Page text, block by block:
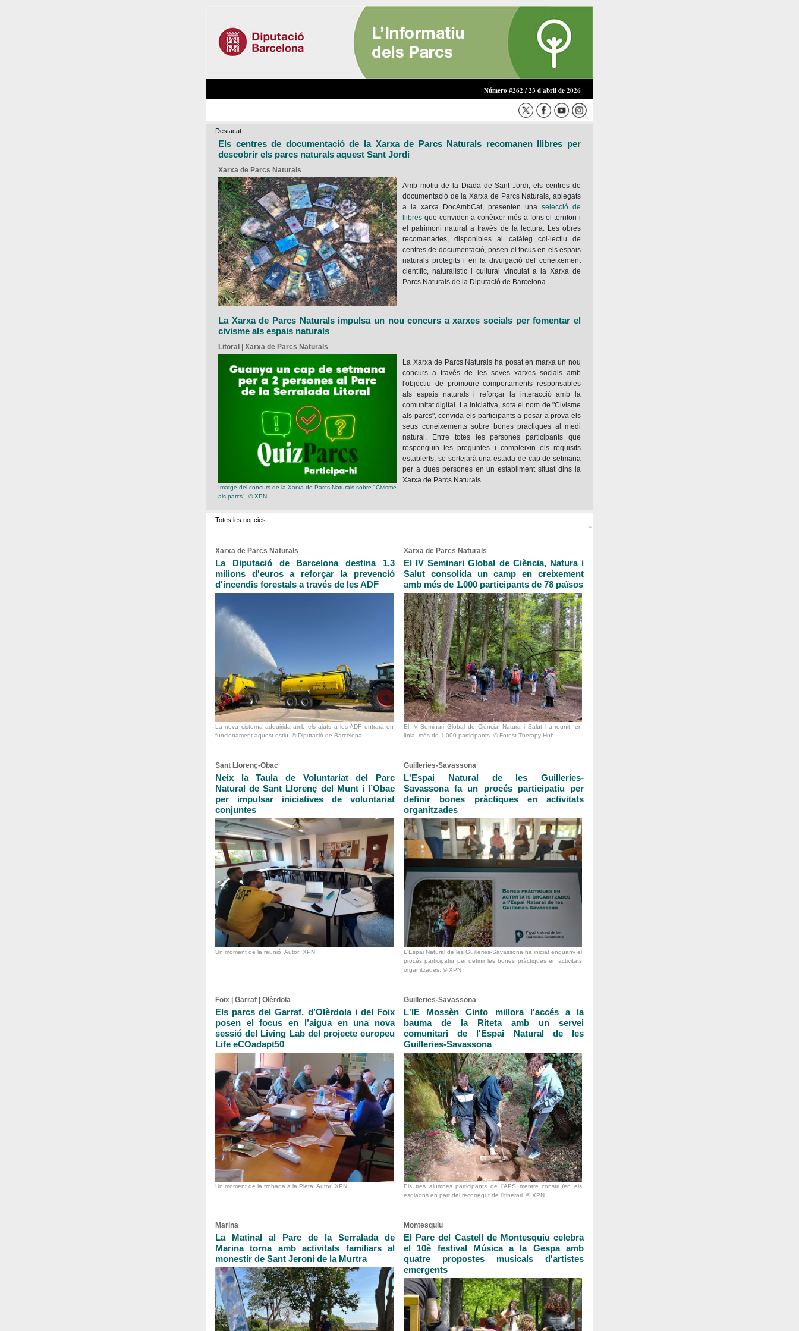
Número #262 / 23 d'abril de 2026
Destacat
Els centres de documentació de la Xarxa de Parcs Naturals recomanen llibres per
descobrir els parcs naturals aquest Sant Jordi
Xarxa de Parcs Naturals
Amb motiu de la Diada de Sant Jordi, els centres de
documentació de la Xarxa de Parcs Naturals, aplegats
a la xarxa DocAmbCat, presenten una selecció de
llibres que conviden a conèixer més a fons el territori i
el patrimoni natural a través de la lectura. Les obres
recomanades, disponibles al catàleg col·lectiu de
centres de documentació, posen el focus en els espais
naturals protegits i en la divulgació del coneixement
científic, naturalístic i cultural vinculat a la Xarxa de
Parcs Naturals de la Diputació de Barcelona.
La Xarxa de Parcs Naturals impulsa un nou concurs a xarxes socials per fomentar el
civisme als espais naturals
Litoral | Xarxa de Parcs Naturals
Imatge del concurs de la Xarxa de Parcs Naturals sobre "Civisme
als parcs". © XPN
La Xarxa de Parcs Naturals ha posat en marxa un nou
concurs a través de les seves xarxes socials amb
l'objectiu de promoure comportaments responsables
als espais naturals i reforçar la interacció amb la
comunitat digital. La iniciativa, sota el nom de "Civisme
als parcs", convida els participants a posar a prova els
seus coneixements sobre bones pràctiques al medi
natural. Entre totes les persones participants que
responguin les preguntes i compleixin els requisits
establerts, se sortejarà una estada de cap de setmana
per a dues persones en un establiment situat dins la
Xarxa de Parcs Naturals.
Totes les notícies
Xarxa de Parcs Naturals
La Diputació de Barcelona destina 1,3
milions d'euros a reforçar la prevenció
d'incendis forestals a través de les ADF
La nova cisterna adquirida amb els ajuts a les ADF entrarà en
funcionament aquest estiu. © Diputació de Barcelona
Xarxa de Parcs Naturals
El IV Seminari Global de Ciència, Natura i
Salut consolida un camp en creixement
amb més de 1.000 participants de 78 països
El IV Seminari Global de Ciència, Natura i Salut ha reunit, en
línia, més de 1.000 participants. © Forest Therapy Hub
Sant Llorenç-Obac
Neix la Taula de Voluntariat del Parc
Natural de Sant Llorenç del Munt i l’Obac
per impulsar iniciatives de voluntariat
conjuntes
Un moment de la reunió. Autor: XPN
Guilleries-Savassona
L'Espai Natural de les Guilleries-
Savassona fa un procés participatiu per
definir bones pràctiques en activitats
organitzades
L'Espai Natural de les Guilleries-Savassona ha iniciat enguany el
procés participatiu per definir les bones pràctiques en activitats
organitzades. © XPN
Foix | Garraf | Olèrdola
Els parcs del Garraf, d’Olèrdola i del Foix
posen el focus en l’aigua en una nova
sessió del Living Lab del projecte europeu
Life eCOadapt50
Un moment de la trobada a la Pleta. Autor: XPN
Guilleries-Savassona
L'IE Mossèn Cinto millora l'accés a la
bauma de la Riteta amb un servei
comunitari de l'Espai Natural de les
Guilleries-Savassona
Els tres alumnes participants de l'APS mentre construïen els
esglaons en part del recorregut de l'itinerari. © XPN
Marina
La Matinal al Parc de la Serralada de
Marina torna amb activitats familiars al
monestir de Sant Jeroni de la Murtra
Montesquiu
El Parc del Castell de Montesquiu celebra
el 10è festival Música a la Gespa amb
quatre propostes musicals d'artistes
emergents